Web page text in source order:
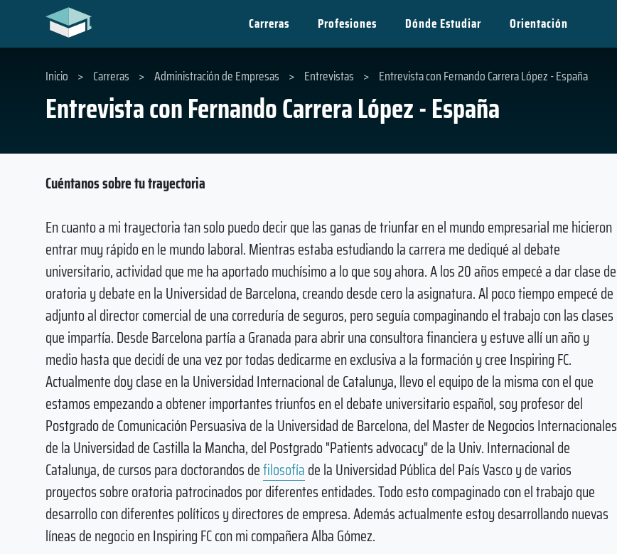
Carreras Profesiones Dónde Estudiar Orientación
Entrevista con Fernando Carrera López - España
Inicio > Carreras > Administración de Empresas > Entrevistas > Entrevista con Fernando Carrera López - España
Cuéntanos sobre tu trayectoria
En cuanto a mi trayectoria tan solo puedo decir que las ganas de triunfar en el mundo empresarial me hicieron
entrar muy rápido en le mundo laboral. Mientras estaba estudiando la carrera me dediqué al debate
universitario, actividad que me ha aportado muchísimo a lo que soy ahora. A los 20 años empecé a dar clase de
oratoria y debate en la Universidad de Barcelona, creando desde cero la asignatura. Al poco tiempo empecé de
adjunto al director comercial de una correduría de seguros, pero seguía compaginando el trabajo con las clases
que impartía. Desde Barcelona partía a Granada para abrir una consultora financiera y estuve allí un año y
medio hasta que decidí de una vez por todas dedicarme en exclusiva a la formación y cree Inspiring FC.
Actualmente doy clase en la Universidad Internacional de Catalunya, llevo el equipo de la misma con el que
estamos empezando a obtener importantes triunfos en el debate universitario español, soy profesor del
Postgrado de Comunicación Persuasiva de la Universidad de Barcelona, del Master de Negocios Internacionales
de la Universidad de Castilla la Mancha, del Postgrado "Patients advocacy" de la Univ. Internacional de
Catalunya, de cursos para doctorandos defilosofíade la Universidad Pública del País Vasco y de varios
proyectos sobre oratoria patrocinados por diferentes entidades. Todo esto compaginado con el trabajo que
desarrollo con diferentes políticos y directores de empresa. Además actualmente estoy desarrollando nuevas
líneas de negocio en Inspiring FC con mi compañera Alba Gómez.